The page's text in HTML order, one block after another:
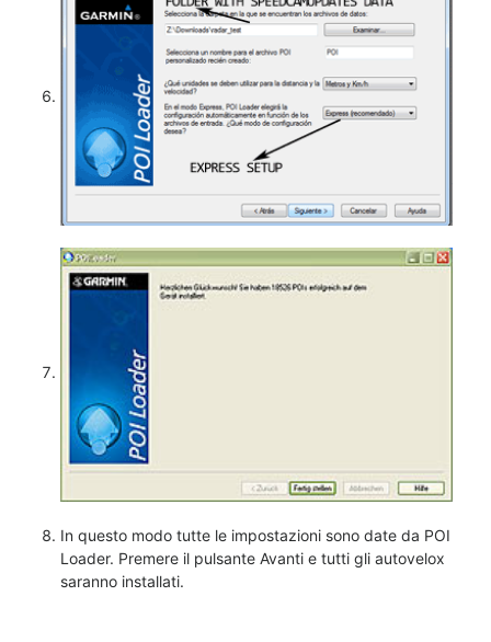
In questo modo tutte le impostazioni sono date da POI
Loader. Premere il pulsante Avanti e tutti gli autovelox
saranno installati.